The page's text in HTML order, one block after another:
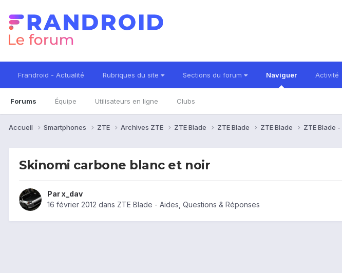
Frandroid - Actualité Rubriques du site Sections du forum Naviguer
Forums Équipe Utilisateurs en ligne Clubs
Activité
Accueil Smartphones ZTE Archives ZTE ZTE Blade ZTE Blade ZTE Blade ZTE Blade
Skinomi carbone blanc et noir
Parx_dav
16 février 2012 dans ZTE Blade - Aides, Questions & Réponses